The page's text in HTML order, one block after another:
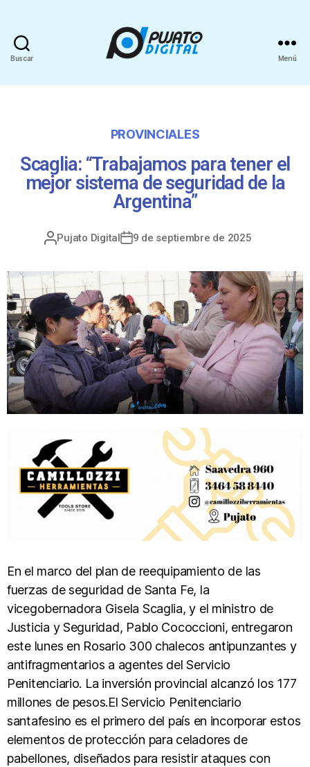
Buscar Menú
PROVINCIALES
Scaglia: “Trabajamos para tener el
mejor sistema de seguridad de la
Argentina”
Pujato Digital 9 de septiembre de 2025
En el marco del plan de reequipamiento de las
fuerzas de seguridad de Santa Fe, la
vicegobernadora Gisela Scaglia, y el ministro de
Justicia y Seguridad, Pablo Cococcioni, entregaron
este lunes en Rosario 300 chalecos antipunzantes y
antifragmentarios a agentes del Servicio
Penitenciario. La inversión provincial alcanzó los 177
millones de pesos.El Servicio Penitenciario
santafesino es el primero del país en incorporar estos
elementos de protección para celadores de
pabellones, diseñados para resistir ataques con